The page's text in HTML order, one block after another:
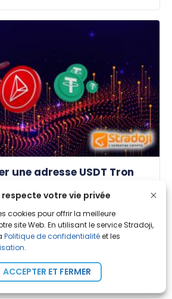
votre vie privée
cookies pour offrir la meilleure
site Web. En utilisant le service Stradoji,
Politique de confidentialitéet les
.
ACCEPTER ET FERMER
une adresse USDT Tron
le 26 Avr. 2024
USDT crédités dans votre
renseigner une adresse USDT